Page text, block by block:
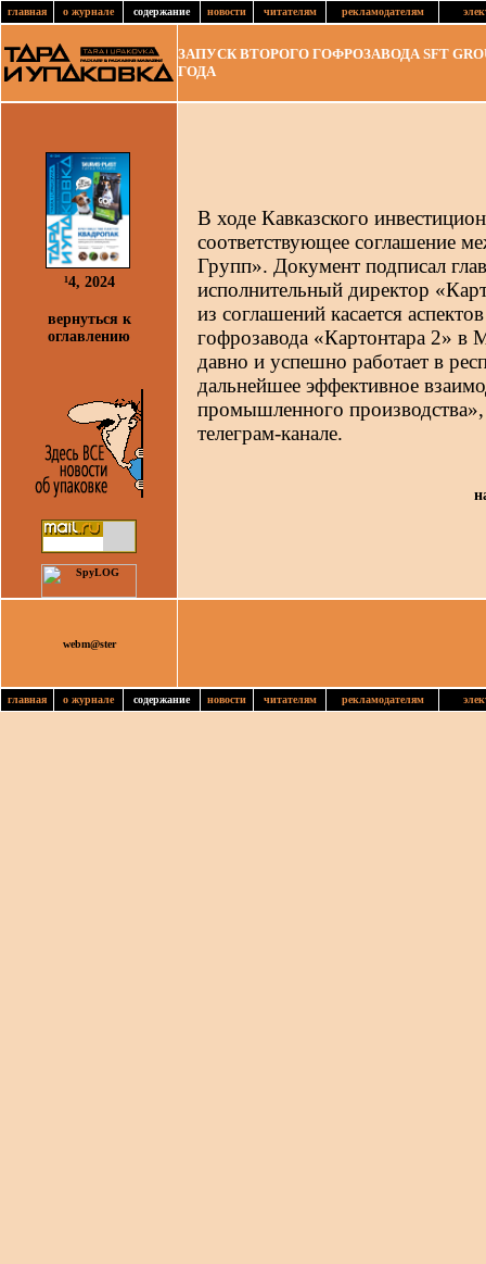
главная о журнале содержание новости читателям рекламодателям
ЗАПУСК ВТОРОГО ГОФРОЗАВОДА SFT
ГОДА
¹4, 2024
вернуться к
оглавлению
В ходе Кавказского
соответствующее соглашение
Групп». Документ подписал
исполнительный директор
из соглашений касается
гофрозавода «Картонтара 2»
давно и успешно работает в
дальнейшее эффективное
промышленного
телеграм-канале.
webm@ster
главная о журнале содержание новости читателям рекламодателям